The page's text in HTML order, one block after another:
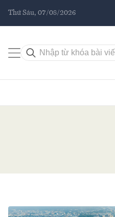
Thứ Sáu, 07/08/2026